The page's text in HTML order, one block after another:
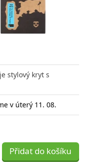
stylový kryt s
v úterý 11. 08.
Přidat do košíku